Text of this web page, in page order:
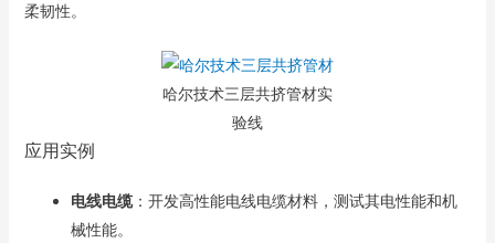
柔韧性。
哈尔技术三层共挤管材实
验线
应用实例
电线电缆：开发高性能电线电缆材料，测试其电性能和机
械性能。